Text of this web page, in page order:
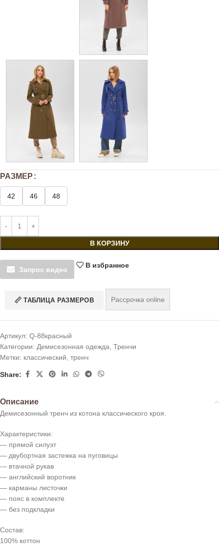
РАЗМЕР
42 46 48
В КОРЗИНУ
Запрос видео
В избранное
ТАБЛИЦА РАЗМЕРОВ Рассрочка online
Артикул: Q-88красный
Категории: Демисезонная одежда, Тренчи
Метки: классический, тренч
Share:
Описание
Демисезонный тренч из котона классического кроя.
Характеристики:
— прямой силуэт
— двубортная застежка на пуговицы
— втачной рукав
— английский воротник
— карманы листочки
— пояс в комплекте
— без подкладки
Состав:
100% коттон